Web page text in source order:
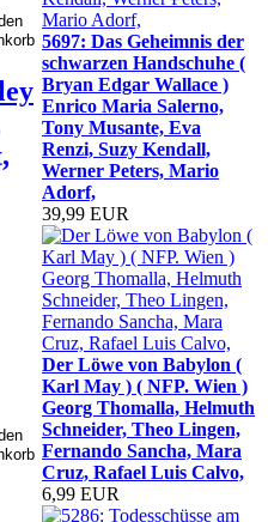
5697: Das Geheimnis der
schwarzen Handschuhe (
Bryan Edgar Wallace )
Enrico Maria Salerno,
Tony Musante, Eva
Renzi, Suzy Kendall,
Werner Peters, Mario
Adorf,
39,99 EUR
Der Löwe von Babylon (
Karl May ) ( NFP. Wien )
Georg Thomalla, Helmuth
Schneider, Theo Lingen,
Fernando Sancha, Mara
Cruz, Rafael Luis Calvo,
6,99 EUR